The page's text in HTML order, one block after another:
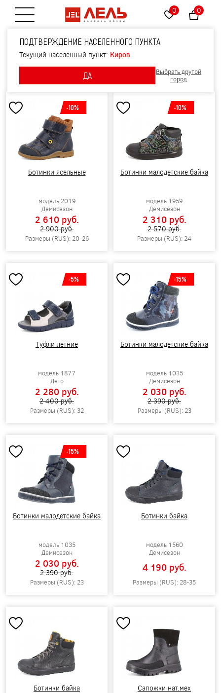
Открытие меню 0 0
ПОДТВЕРЖДЕНИЕ НАСЕЛЕННОГО ПУНКТА
Текущий населенный пункт: Киров
ДА
Выбрать другой
город
ОБУВЬ ДЛЯ МАЛЬЧИКОВ ПОВСЕДНЕВНАЯ
Фильтры
Цене
-10%
Ботинки ясельные
модель 2019
Демисезон
2 610 pуб.
2 900 pуб.
Размеры (RUS): 20-26
-10%
Ботинки малодетские байка
модель 1959
Демисезон
2 310 pуб.
2 570 pуб.
Размеры (RUS): 24
-5%
Туфли летние
модель 1877
Лето
2 280 pуб.
2 400 pуб.
Размеры (RUS): 32
-15%
Ботинки малодетские байка
модель 1035
Демисезон
2 030 pуб.
2 390 pуб.
Размеры (RUS): 23
-15%
Ботинки малодетские байка
модель 1035
Демисезон
2 030 pуб.
2 390 pуб.
Размеры (RUS): 23
Ботинки байка
модель 1560
Демисезон
4 190 pуб.
Размеры (RUS): 28-35
Ботинки байка Сапожки нат.мех